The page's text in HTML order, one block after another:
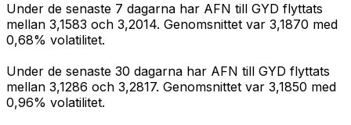
Under de senaste 7 dagarna har AFN till GYD flyttats
mellan 3,1583 och 3,2014. Genomsnittet var 3,1870 med
0,68% volatilitet.
Under de senaste 30 dagarna har AFN till GYD flyttats
mellan 3,1286 och 3,2817. Genomsnittet var 3,1850 med
0,96% volatilitet.